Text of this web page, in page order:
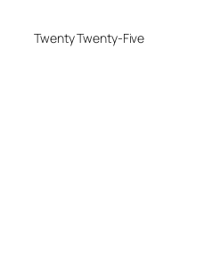
Twenty Twenty-Five